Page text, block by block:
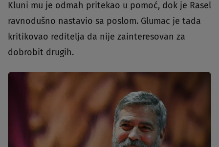
Kluni mu je odmah pritekao u pomoć, dok je Rasel
ravnodušno nastavio sa poslom. Glumac je tada
kritikovao reditelja da nije zainteresovan za
dobrobit drugih.